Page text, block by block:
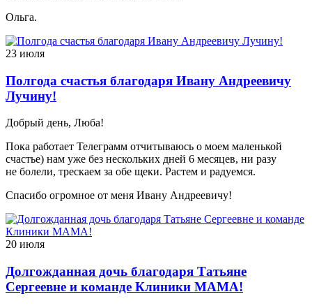
Ольга.
23 июля
Полгода счастья благодаря Ивану Андреевичу
Лучину!
Добрый день, Люба!
Пока работает Телеграмм отчитываюсь о моем маленькой
счастье) нам уже без нескольких дней 6 месяцев, ни разу
не болели, трескаем за обе щеки. Растем и радуемся.
Спасибо огромное от меня Ивану Андреевичу!
20 июля
Долгожданная дочь благодаря Татьяне
Сергеевне и команде Клиники МАМА!